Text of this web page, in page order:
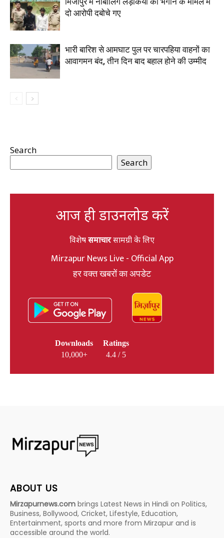
दो आरोपी दबोचे गए
भारी बारिश से आमघाट पुल पर चारपहिया वाहनों का
आवागमन बंद, तीन दिन बाद बहाल होने की उम्मीद
Search
Search
आज ही डाउनलोड करें
विशेषसमाचारसामग्री के लिए
Mirzapur News Live - Official App
हर वक्त खबरों का अपडेट
Downloads
10,000+
Ratings
4.4 / 5
ABOUT US
Mirzapurnews.com brings Latest News in Hindi on Politics,
Business, Bollywood, Cricket, Lifestyle, Education,
Entertainment, sports and more from Mirzapur and is
accessible around the world.